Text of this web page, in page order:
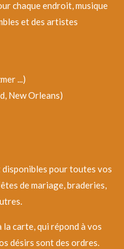
chaque endroit, musique
et des artistes
...)
New Orleans)
pour toutes vos
de mariage, braderies,
la carte, qui répond à vos
désirs sont des ordres.